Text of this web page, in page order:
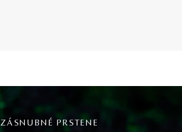
ZÁSNUBNÉ PRSTENE